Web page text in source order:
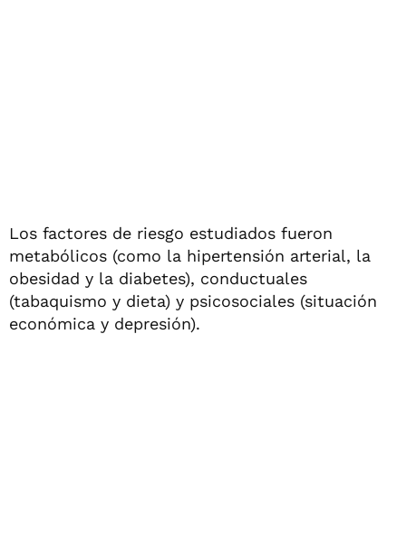
Los factores de riesgo estudiados fueron
metabólicos (como la hipertensión arterial, la
obesidad y la diabetes), conductuales
(tabaquismo y dieta) y psicosociales (situación
económica y depresión).